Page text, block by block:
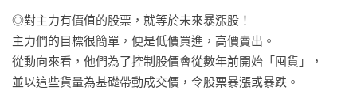
◎對主力有價值的股票，就等於未來暴漲股！
主力們的目標很簡單，便是低價買進，高價賣出。
從動向來看，他們為了控制股價會從數年前開始「囤貨」，
並以這些貨量為基礎帶動成交價，令股票暴漲或暴跌。